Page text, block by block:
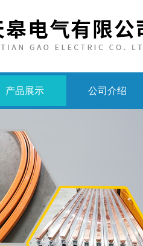
产品展示 公司介绍